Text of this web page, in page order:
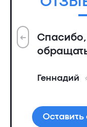
Спасибо,
Геннадий
➜
Оставить